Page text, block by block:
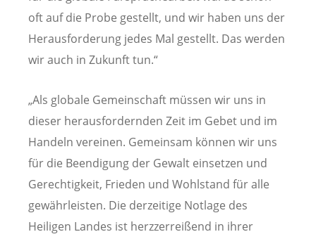
oft auf die Probe gestellt, und wir haben uns der
Herausforderung jedes Mal gestellt. Das werden
wir auch in Zukunft tun.“
„Als globale Gemeinschaft müssen wir uns in
dieser herausfordernden Zeit im Gebet und im
Handeln vereinen. Gemeinsam können wir uns
für die Beendigung der Gewalt einsetzen und
Gerechtigkeit, Frieden und Wohlstand für alle
gewährleisten. Die derzeitige Notlage des
Heiligen Landes ist herzzerreißend in ihrer